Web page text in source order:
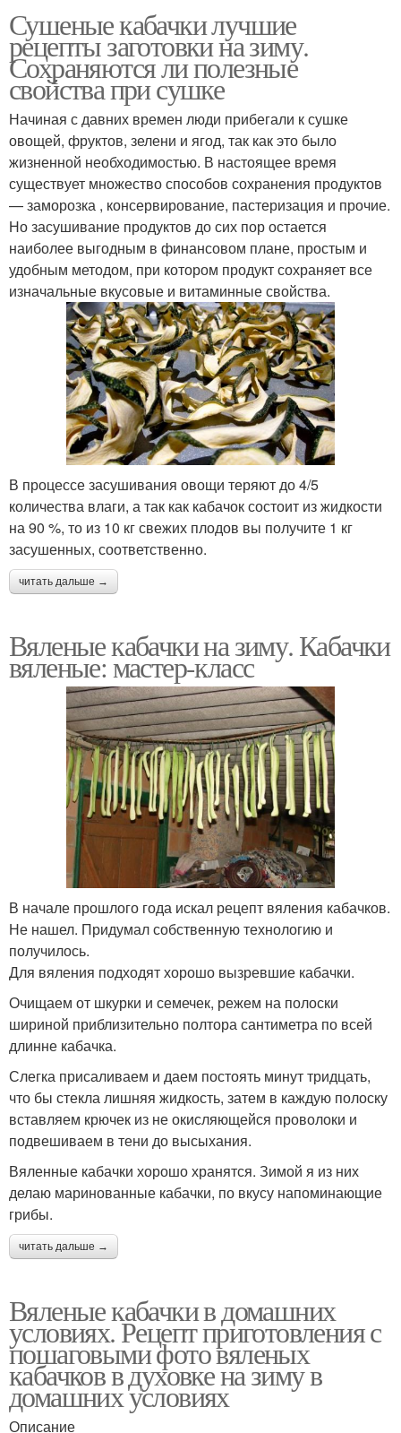
Сушеные кабачки лучшие
рецепты заготовки на зиму.
Сохраняются ли полезные
свойства при сушке
Начиная с давних времен люди прибегали к сушке
овощей, фруктов, зелени и ягод, так как это было
жизненной необходимостью. В настоящее время
существует множество способов сохранения продуктов
— заморозка , консервирование, пастеризация и прочие.
Но засушивание продуктов до сих пор остается
наиболее выгодным в финансовом плане, простым и
удобным методом, при котором продукт сохраняет все
изначальные вкусовые и витаминные свойства.
В процессе засушивания овощи теряют до 4/5
количества влаги, а так как кабачок состоит из жидкости
на 90 %, то из 10 кг свежих плодов вы получите 1 кг
засушенных, соответственно.
читать дальше →
Вяленые кабачки на зиму. Кабачки
вяленые: мастер-класс
В начале прошлого года искал рецепт вяления кабачков.
Не нашел. Придумал собственную технологию и
получилось.
Для вяления подходят хорошо вызревшие кабачки.
Очищаем от шкурки и семечек, режем на полоски
шириной приблизительно полтора сантиметра по всей
длинне кабачка.
Слегка присаливаем и даем постоять минут тридцать,
что бы стекла лишняя жидкость, затем в каждую полоску
вставляем крючек из не окисляющейся проволоки и
подвешиваем в тени до высыхания.
Вяленные кабачки хорошо хранятся. Зимой я из них
делаю маринованные кабачки, по вкусу напоминающие
грибы.
читать дальше →
Вяленые кабачки в домашних
условиях. Рецепт приготовления с
пошаговыми фото вяленых
кабачков в духовке на зиму в
домашних условиях
Описание